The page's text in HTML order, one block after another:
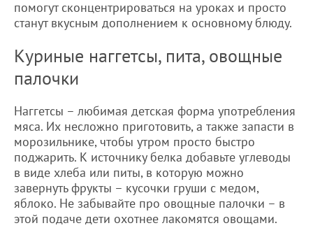
помогут сконцентрироваться на уроках и просто
станут вкусным дополнением к основному блюду.
Куриные наггетсы, пита, овощные
палочки
Наггетсы – любимая детская форма употребления
мяса. Их несложно приготовить, а также запасти в
морозильнике, чтобы утром просто быстро
поджарить. К источнику белка добавьте углеводы
в виде хлеба или питы, в которую можно
завернуть фрукты – кусочки груши с медом,
яблоко. Не забывайте про овощные палочки – в
этой подаче дети охотнее лакомятся овощами.